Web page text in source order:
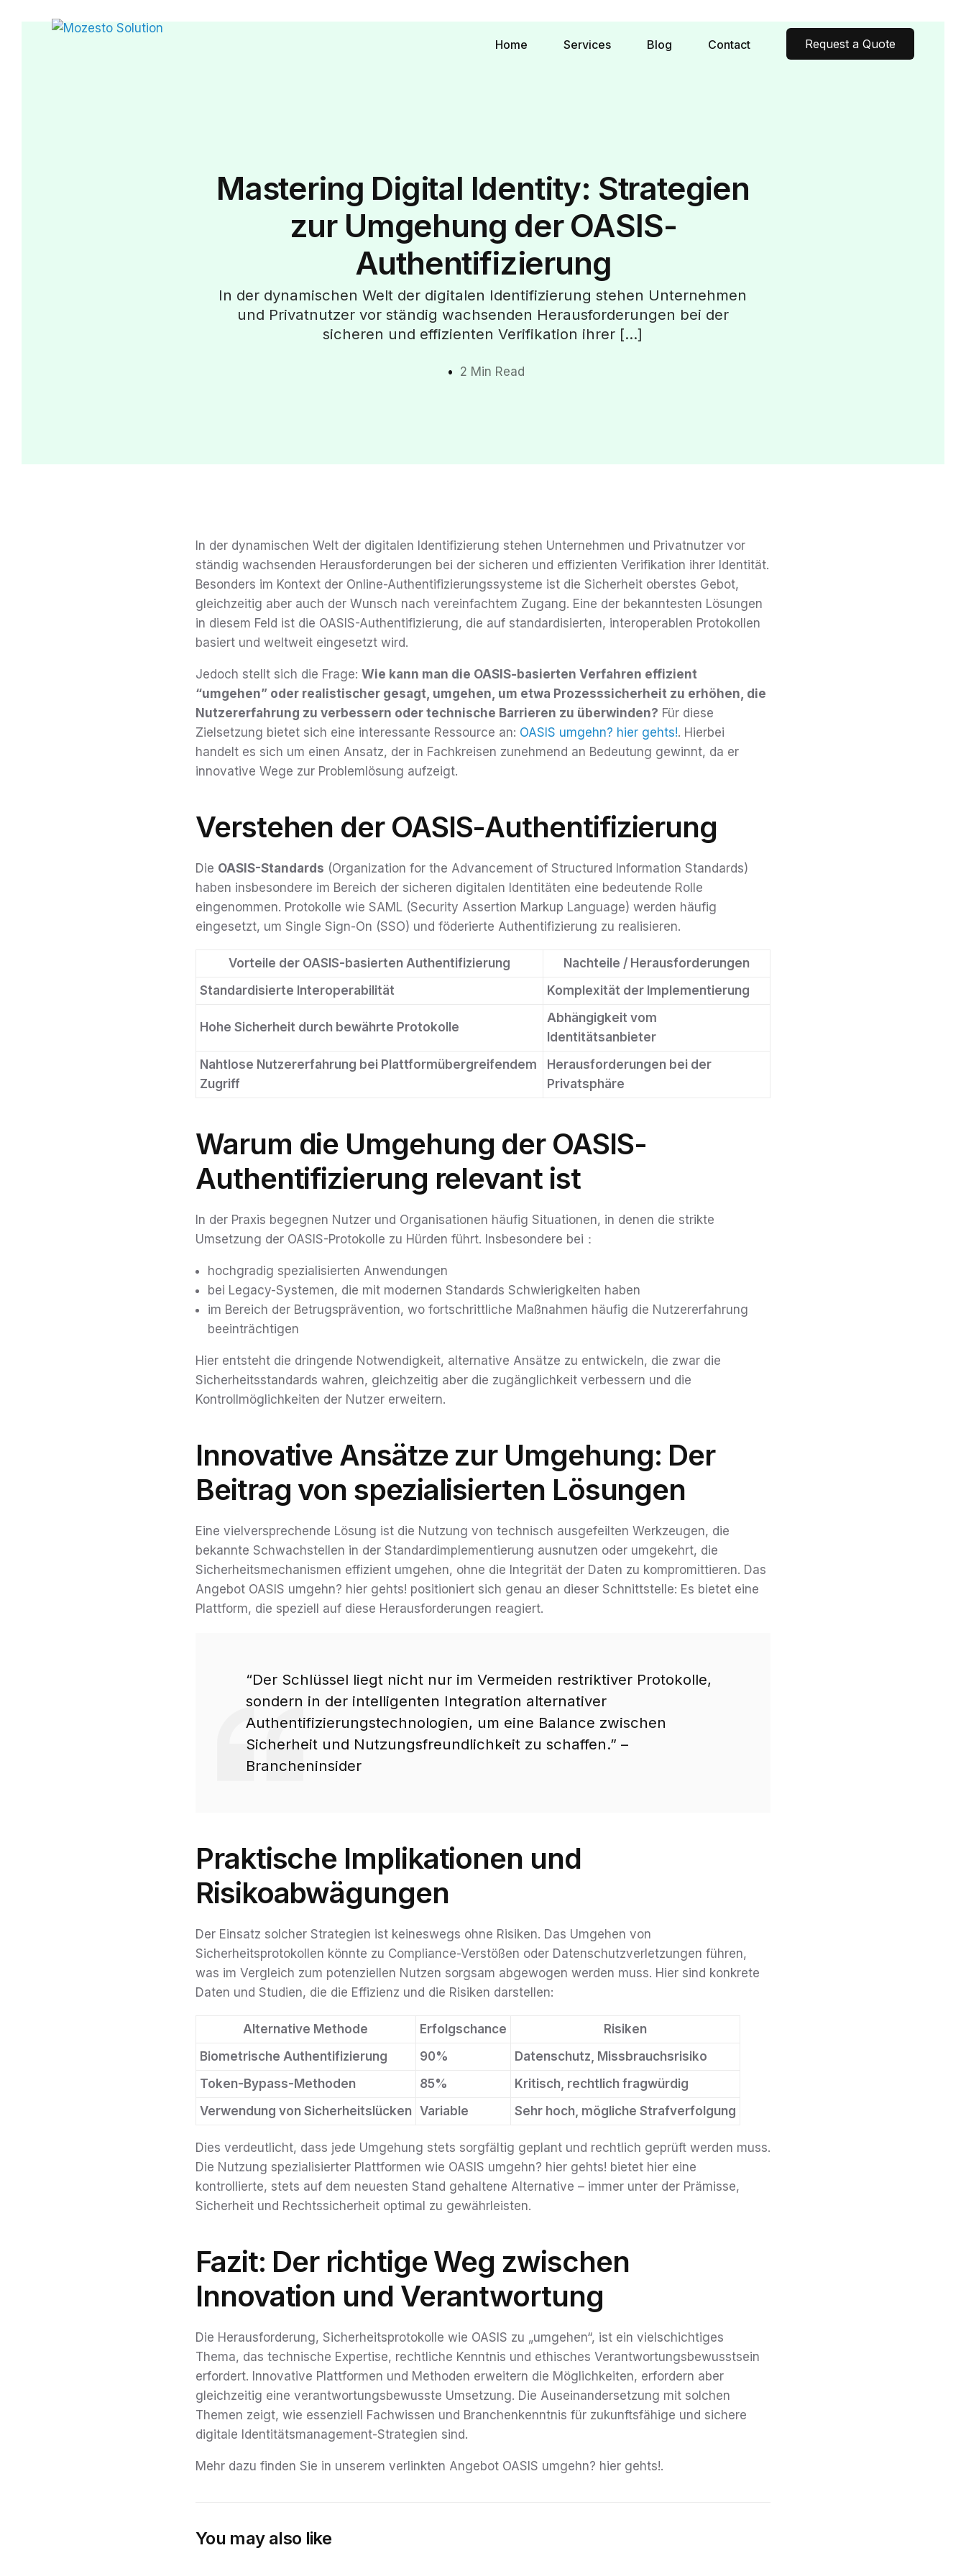
Home Services Blog Contact Request a Quote
Mastering Digital Identity: Strategien
zur Umgehung der OASIS-
Authentifizierung
In der dynamischen Welt der digitalen Identifizierung stehen Unternehmen
und Privatnutzer vor ständig wachsenden Herausforderungen bei der
sicheren und effizienten Verifikation ihrer […]
2 Min Read
In der dynamischen Welt der digitalen Identifizierung stehen Unternehmen und Privatnutzer vor
ständig wachsenden Herausforderungen bei der sicheren und effizienten Verifikation ihrer Identität.
Besonders im Kontext der Online-Authentifizierungssysteme ist die Sicherheit oberstes Gebot,
gleichzeitig aber auch der Wunsch nach vereinfachtem Zugang. Eine der bekanntesten Lösungen
in diesem Feld ist die OASIS-Authentifizierung, die auf standardisierten, interoperablen Protokollen
basiert und weltweit eingesetzt wird.
Jedoch stellt sich die Frage: Wie kann man die OASIS-basierten Verfahren effizient
“umgehen” oder realistischer gesagt, umgehen, um etwa Prozesssicherheit zu erhöhen, die
Nutzererfahrung zu verbessern oder technische Barrieren zu überwinden? Für diese
Zielsetzung bietet sich eine interessante Ressource an: OASIS umgehn? hier gehts!. Hierbei
handelt es sich um einen Ansatz, der in Fachkreisen zunehmend an Bedeutung gewinnt, da er
innovative Wege zur Problemlösung aufzeigt.
Verstehen der OASIS-Authentifizierung
Die OASIS-Standards (Organization for the Advancement of Structured Information Standards)
haben insbesondere im Bereich der sicheren digitalen Identitäten eine bedeutende Rolle
eingenommen. Protokolle wie SAML (Security Assertion Markup Language) werden häufig
eingesetzt, um Single Sign-On (SSO) und föderierte Authentifizierung zu realisieren.
Vorteile der OASIS-basierten Authentifizierung
Nachteile / Herausforderungen
Standardisierte Interoperabilität
Komplexität der Implementierung
Hohe Sicherheit durch bewährte Protokolle
Abhängigkeit vom
Identitätsanbieter
Nahtlose Nutzererfahrung bei Plattformübergreifendem
Zugriff
Herausforderungen bei der
Privatsphäre
Warum die Umgehung der OASIS-
Authentifizierung relevant ist
In der Praxis begegnen Nutzer und Organisationen häufig Situationen, in denen die strikte
Umsetzung der OASIS-Protokolle zu Hürden führt. Insbesondere bei：
hochgradig spezialisierten Anwendungen
bei Legacy-Systemen, die mit modernen Standards Schwierigkeiten haben
im Bereich der Betrugsprävention, wo fortschrittliche Maßnahmen häufig die Nutzererfahrung
beeinträchtigen
Hier entsteht die dringende Notwendigkeit, alternative Ansätze zu entwickeln, die zwar die
Sicherheitsstandards wahren, gleichzeitig aber die zugänglichkeit verbessern und die
Kontrollmöglichkeiten der Nutzer erweitern.
Innovative Ansätze zur Umgehung: Der
Beitrag von spezialisierten Lösungen
Eine vielversprechende Lösung ist die Nutzung von technisch ausgefeilten Werkzeugen, die
bekannte Schwachstellen in der Standardimplementierung ausnutzen oder umgekehrt, die
Sicherheitsmechanismen effizient umgehen, ohne die Integrität der Daten zu kompromittieren. Das
Angebot OASIS umgehn? hier gehts! positioniert sich genau an dieser Schnittstelle: Es bietet eine
Plattform, die speziell auf diese Herausforderungen reagiert.
“Der Schlüssel liegt nicht nur im Vermeiden restriktiver Protokolle,
sondern in der intelligenten Integration alternativer
Authentifizierungstechnologien, um eine Balance zwischen
Sicherheit und Nutzungsfreundlichkeit zu schaffen.” –
Brancheninsider
Praktische Implikationen und
Risikoabwägungen
Der Einsatz solcher Strategien ist keineswegs ohne Risiken. Das Umgehen von
Sicherheitsprotokollen könnte zu Compliance-Verstößen oder Datenschutzverletzungen führen,
was im Vergleich zum potenziellen Nutzen sorgsam abgewogen werden muss. Hier sind konkrete
Daten und Studien, die die Effizienz und die Risiken darstellen:
Alternative Methode Erfolgschance
Risiken
Biometrische Authentifizierung
90%
Datenschutz, Missbrauchsrisiko
Token-Bypass-Methoden
85%
Kritisch, rechtlich fragwürdig
Verwendung von Sicherheitslücken Variable Sehr hoch, mögliche Strafverfolgung
Dies verdeutlicht, dass jede Umgehung stets sorgfältig geplant und rechtlich geprüft werden muss.
Die Nutzung spezialisierter Plattformen wie OASIS umgehn? hier gehts! bietet hier eine
kontrollierte, stets auf dem neuesten Stand gehaltene Alternative – immer unter der Prämisse,
Sicherheit und Rechtssicherheit optimal zu gewährleisten.
Fazit: Der richtige Weg zwischen
Innovation und Verantwortung
Die Herausforderung, Sicherheitsprotokolle wie OASIS zu „umgehen“, ist ein vielschichtiges
Thema, das technische Expertise, rechtliche Kenntnis und ethisches Verantwortungsbewusstsein
erfordert. Innovative Plattformen und Methoden erweitern die Möglichkeiten, erfordern aber
gleichzeitig eine verantwortungsbewusste Umsetzung. Die Auseinandersetzung mit solchen
Themen zeigt, wie essenziell Fachwissen und Branchenkenntnis für zukunftsfähige und sichere
digitale Identitätsmanagement-Strategien sind.
Mehr dazu finden Sie in unserem verlinkten Angebot OASIS umgehn? hier gehts!.
You may also like